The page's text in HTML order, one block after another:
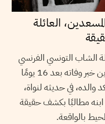
العائلة
تلقت عائلة الشاب التونسي الفرنسي
سالم كرموص المودع بسجن المسعدين خبر وفاته بعد 16 يومًا
في حديثه لنواة،
مطالبًا بكشف حقيقة
بالواقعة.